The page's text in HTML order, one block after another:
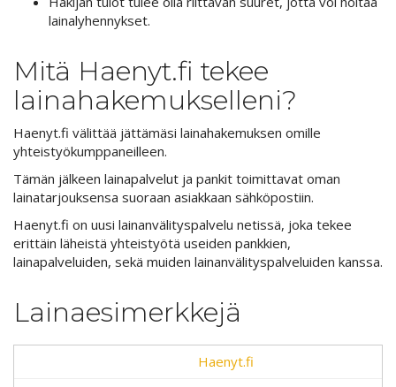
lainalyhennykset.
Mitä Haenyt.fi tekee
lainahakemukselleni?
Haenyt.fi välittää jättämäsi lainahakemuksen omille
yhteistyökumppaneilleen.
Tämän jälkeen lainapalvelut ja pankit toimittavat oman
lainatarjouksensa suoraan asiakkaan sähköpostiin.
Haenyt.fi on uusi lainanvälityspalvelu netissä, joka tekee
erittäin läheistä yhteistyötä useiden pankkien,
lainapalveluiden, sekä muiden lainanvälityspalveluiden kanssa.
Lainaesimerkkejä
Haenyt.fi